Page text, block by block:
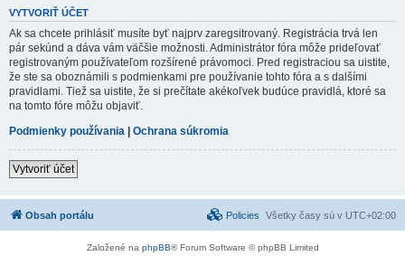
VYTVORIŤ ÚČET
Ak sa chcete prihlásiť musíte byť najprv zaregsitrovaný. Registrácia trvá len
pár sekúnd a dáva vám väčšie možnosti. Administrátor fóra môže prideľovať
registrovaným používateľom rozšírené právomoci. Pred registraciou sa uistite,
že ste sa oboznámili s podmienkami pre používanie tohto fóra a s dalšími
pravidlami. Tiež sa uistite, že si prečítate akékoľvek budúce pravidlá, ktoré sa
na tomto fóre môžu objaviť.
Podmienky používania | Ochrana súkromia
Vytvoriť účet
Obsah portálu Všetky časy sú v UTC+02:00
Policies
Založené na phpBB® Forum Software © phpBB Limited